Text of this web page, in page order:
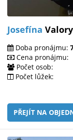
Josefína
Doba pronájmu:
Cena pronájmu:
Počet osob:
Počet lůžek:
PŘEJÍT NA